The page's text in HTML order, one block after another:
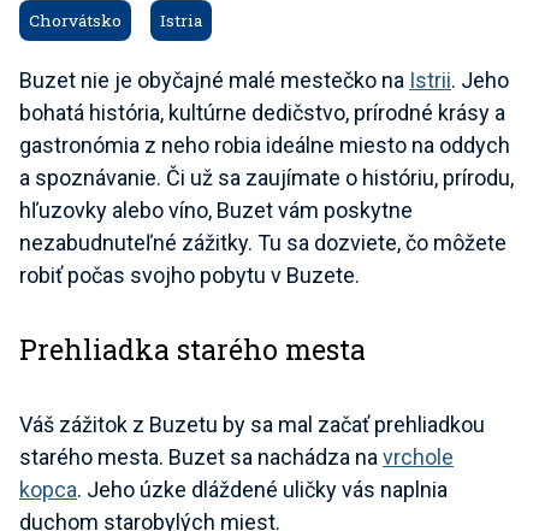
Chorvátsko Istria
Buzet nie je obyčajné malé mestečko na Istrii. Jeho
bohatá história, kultúrne dedičstvo, prírodné krásy a
gastronómia z neho robia ideálne miesto na oddych
a spoznávanie. Či už sa zaujímate o históriu, prírodu,
hľuzovky alebo víno, Buzet vám poskytne
nezabudnuteľné zážitky. Tu sa dozviete, čo môžete
robiť počas svojho pobytu v Buzete.
Prehliadka starého mesta
Váš zážitok z Buzetu by sa mal začať prehliadkou
starého mesta. Buzet sa nachádza na vrchole
kopca. Jeho úzke dláždené uličky vás naplnia
duchom starobylých miest.